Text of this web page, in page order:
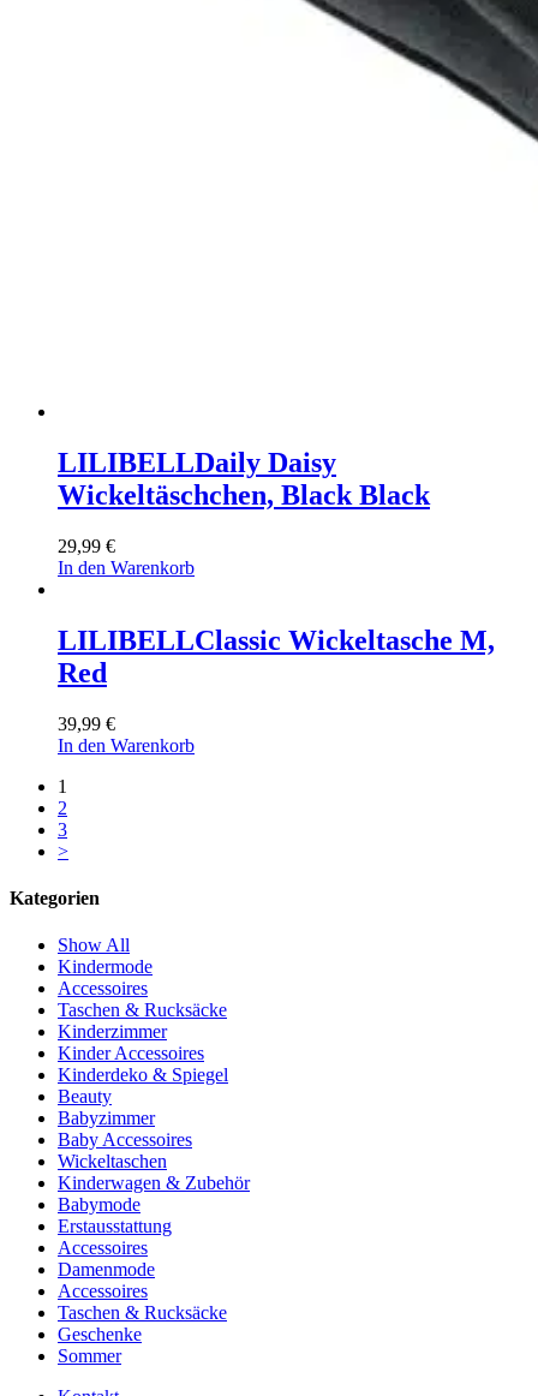
LILIBELLDaily Daisy
Wickeltäschchen, Black Black
29,99 €
In den Warenkorb
LILIBELLClassic Wickeltasche M,
Red
39,99 €
In den Warenkorb
1
2
3
>
Kategorien
Show All
Kindermode
Accessoires
Taschen & Rucksäcke
Kinderzimmer
Kinder Accessoires
Kinderdeko & Spiegel
Beauty
Babyzimmer
Baby Accessoires
Wickeltaschen
Kinderwagen & Zubehör
Babymode
Erstausstattung
Accessoires
Damenmode
Accessoires
Taschen & Rucksäcke
Geschenke
Sommer